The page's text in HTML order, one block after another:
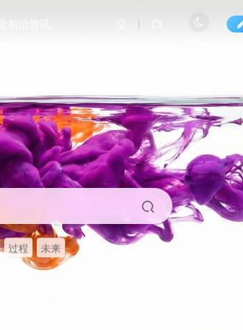
前沿资讯
过程 未来